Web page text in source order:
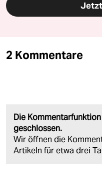
2 Kommentare
Die
geschlossen.
Wir öffnen die
Artikeln für etwa drei